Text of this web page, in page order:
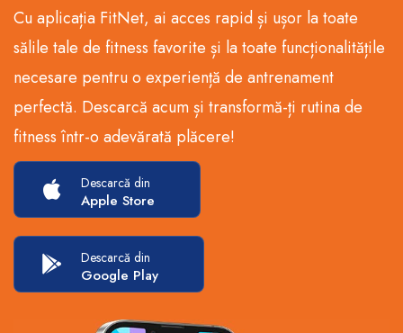
Cu aplicația FitNet, ai acces rapid și ușor la toate
sălile tale de fitness favorite și la toate funcționalitățile
necesare pentru o experiență de antrenament
perfectă. Descarcă acum și transformă-ți rutina de
fitness într-o adevărată plăcere!
Descarcă din
Apple Store
Descarcă din
Google Play